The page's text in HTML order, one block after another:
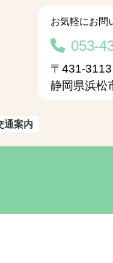
お気軽にお問
053-
〒431-3113
静岡県浜松
通案内